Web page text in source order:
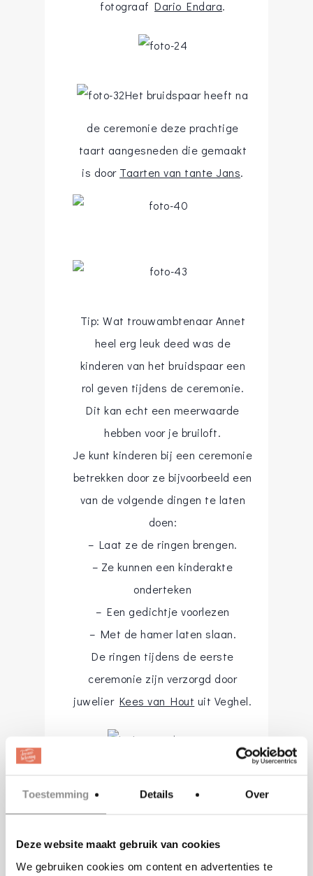
Toestemming Details Over
Deze website maakt gebruik van cookies
We gebruiken cookies om content en advertenties te
fotograafDario Endara.
Het bruidspaar heeft na
de ceremonie deze prachtige
taart aangesneden die gemaakt
is door Taarten van tante Jans.
Tip: Wat trouwambtenaar Annet
heel erg leuk deed was de
kinderen van het bruidspaar een
rol geven tijdens de ceremonie.
Dit kan echt een meerwaarde
hebben voor je bruiloft.
Je kunt kinderen bij een ceremonie
betrekken door ze bijvoorbeeld een
van de volgende dingen te laten
doen:
– Laat ze de ringen brengen.
– Ze kunnen een kinderakte
onderteken
– Een gedichtje voorlezen
– Met de hamer laten slaan.
De ringen tijdens de eerste
ceremonie zijn verzorgd door
juwelier Kees van Hout uit Veghel.
De bruidegom had tijdens de
tweede ceremonie een pak aan